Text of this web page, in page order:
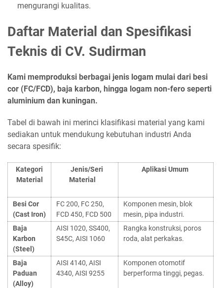
mengurangi kualitas.
Daftar Material dan Spesifikasi
Teknis di CV. Sudirman
Kami memproduksi berbagai jenis logam mulai dari besi
cor (FC/FCD), baja karbon, hingga logam non-fero seperti
aluminium dan kuningan.
Tabel di bawah ini merinci klasifikasi material yang kami
sediakan untuk mendukung kebutuhan industri Anda
secara spesifik:
Kategori
Material
Jenis/Seri
Material
Aplikasi Umum
Besi Cor
(Cast Iron)
FC 200, FC 250,
FCD 450, FCD 500
Komponen mesin, blok
mesin, pipa industri.
Baja
Karbon
(Steel)
AISI 1020, SS400,
S45C, AISI 1060
Rangka konstruksi, poros
roda, alat perkakas.
Baja
Paduan
(Alloy)
AISI 4140, AISI
4340, AISI 9255
Komponen otomotif
berperforma tinggi, pegas.